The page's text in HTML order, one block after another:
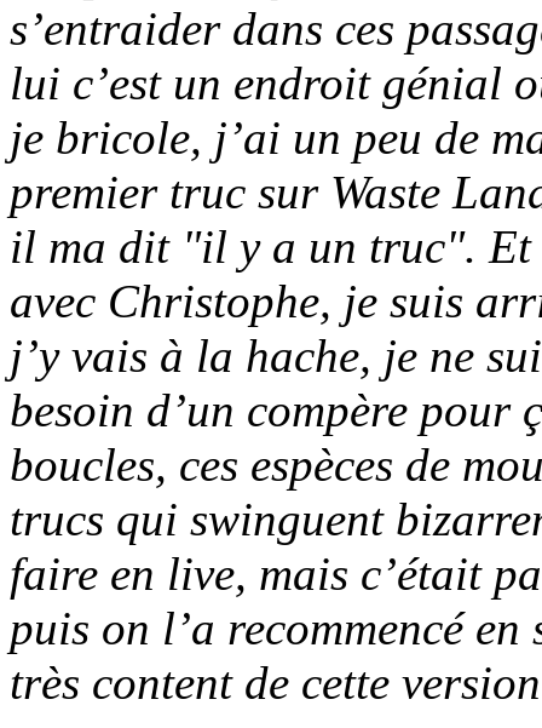
s’entraider dans ces
lui c’est un endroit génial
je bricole, j’ai un peu de
premier truc sur Waste
il ma dit "il y a un truc". Et
avec Christophe, je suis
j’y vais à la hache, je ne
besoin d’un compère
boucles, ces espèces de
trucs qui swinguent
faire en live, mais c’était
puis on l’a recommencé
très content de cette